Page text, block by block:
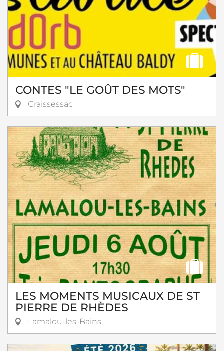
CONTES "LE GOÛT DES MOTS"
Graissessac
LES MOMENTS MUSICAUX DE ST
PIERRE DE RHÈDES
Lamalou-les-Bains